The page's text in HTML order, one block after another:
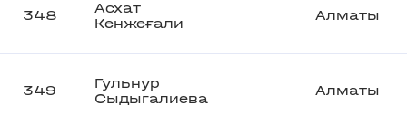
348
Асхат
Кенжеғали
Алматы
349
Гульнур
Сыдыгалиева
Алматы